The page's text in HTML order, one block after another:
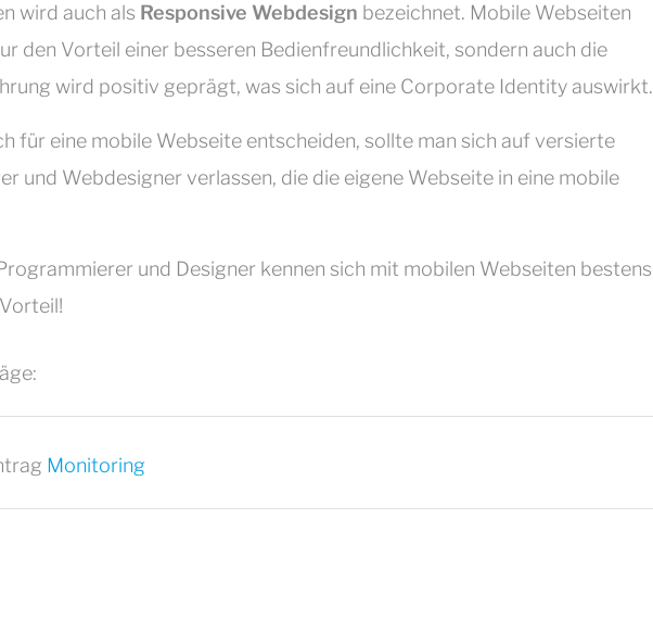
wird auch als Responsive Webdesign bezeichnet. Mobile Webseiten
den Vorteil einer besseren Bedienfreundlichkeit, sondern auch die
wird positiv geprägt, was sich auf eine Corporate Identity auswirkt.
für eine mobile Webseite entscheiden, sollte man sich auf versierte
und Webdesigner verlassen, die die eigene Webseite in eine mobile
und Designer kennen sich mit mobilen Webseiten bestens
Monitoring